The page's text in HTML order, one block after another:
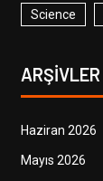
Science
ARŞIVLER
Haziran 2026
Mayıs 2026